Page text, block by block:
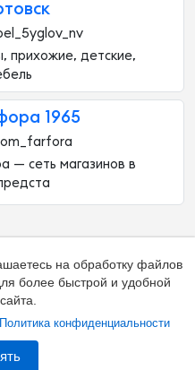
прихожие, детские,
1965
— сеть магазинов в
на обработку файлов
более быстрой и удобной
Политика конфиденциальности